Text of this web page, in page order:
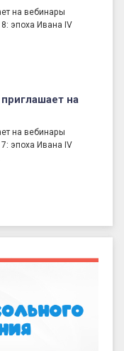
на вебинары
эпоха Ивана IV
на
на вебинары
эпоха Ивана IV